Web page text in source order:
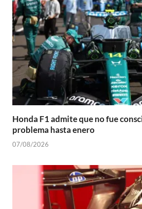
Honda F1 admite que no fue
problema hasta enero
07/08/2026